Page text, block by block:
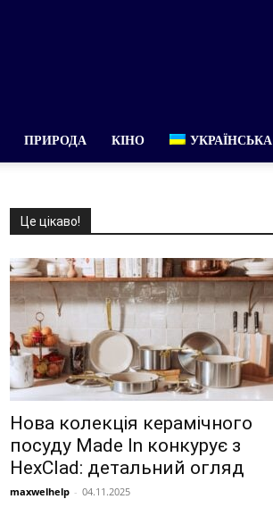
ПРИРОДА КІНО УКРАЇНСЬКА
Це цікаво!
Нова колекція керамічного
посуду Made In конкурує з
HexClad: детальний огляд
maxwelhelp - 04.11.2025